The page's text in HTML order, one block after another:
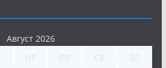
Август 2026